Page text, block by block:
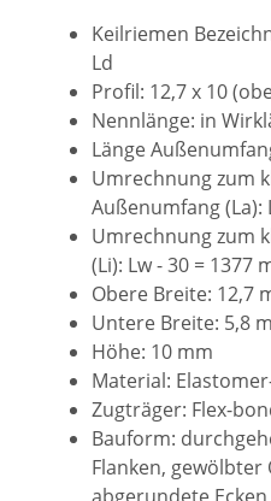
Keilriemen
Ld
Profil: 12,7 x 10
Nennlänge: in
Länge
Umrechnung zum
Außenumfang (La):
Umrechnung zum
(Li): Lw - 30 = 1377
Obere Breite: 12,7
Untere Breite: 5,8
Höhe: 10 mm
Material:
Zugträger: Flex-
Bauform:
Flanken,